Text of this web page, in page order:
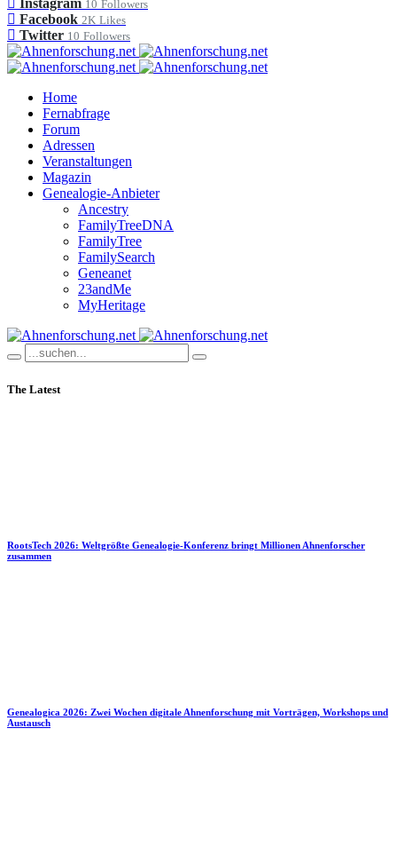
Instagram 10 Followers
Facebook 2K Likes
Twitter 10 Followers
Home
Fernabfrage
Forum
Adressen
Veranstaltungen
Magazin
Genealogie-Anbieter
Ancestry
FamilyTreeDNA
FamilyTree
FamilySearch
Geneanet
23andMe
MyHeritage
The Latest
RootsTech 2026: Weltgrößte Genealogie-Konferenz bringt Millionen Ahnenforscher
zusammen
Genealogica 2026: Zwei Wochen digitale Ahnenforschung mit Vorträgen, Workshops und
Austausch